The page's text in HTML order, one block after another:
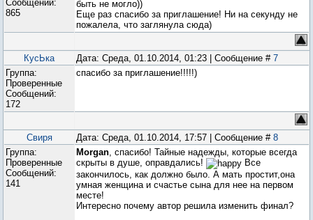
Сообщений:
865
быть не могло))
Еще раз спасибо за приглашение! Ни на секунду не
пожалела, что заглянула сюда)
КусЬка Дата: Среда, 01.10.2014, 01:23 | Сообщение # 7
Группа:
Проверенные
Сообщений:
172
спасибо за приглашение!!!!!)
Свиря Дата: Среда, 01.10.2014, 17:57 | Сообщение # 8
Группа:
Проверенные
Сообщений:
141
Morgan, спасибо! Тайные надежды, которые всегда
скрыты в душе, оправдались!
Все
закончилось, как должно было. А мать простит,она
умная женщина и счастье сына для нее на первом
месте!
Интересно почему автор решила изменить финал?